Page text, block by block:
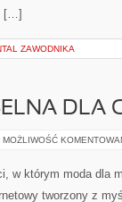
[…]
ZAWODNIKA
DLA
MOŻLIWOŚĆ
w którym moda dla
tworzony z